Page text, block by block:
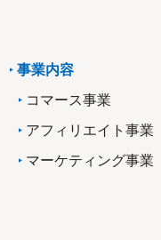
事業内容
コマース事業
アフィリエイト事業
マーケティング事業